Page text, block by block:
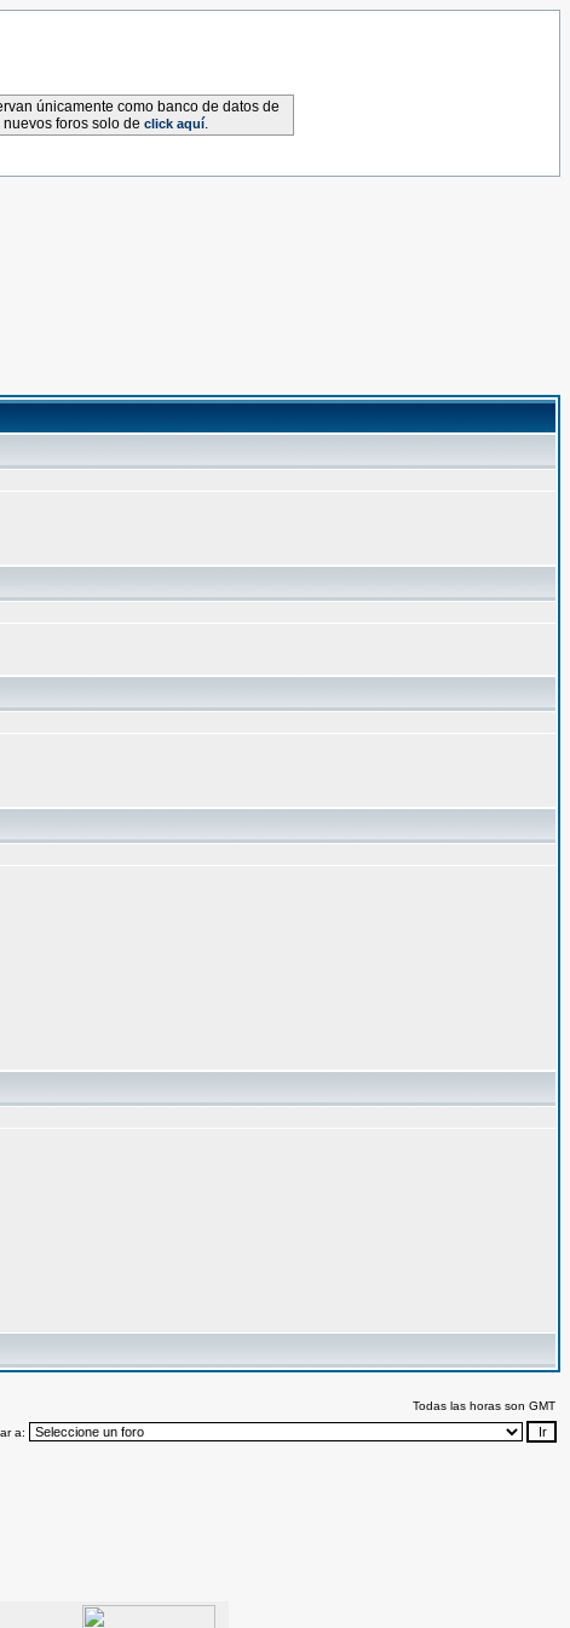
únicamente como banco de datos de
foros solo de click aquí.
Todas las horas son GMT
a: